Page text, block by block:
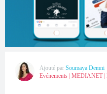
Ajouté par Soumaya Demni
Evénements MEDIANET|